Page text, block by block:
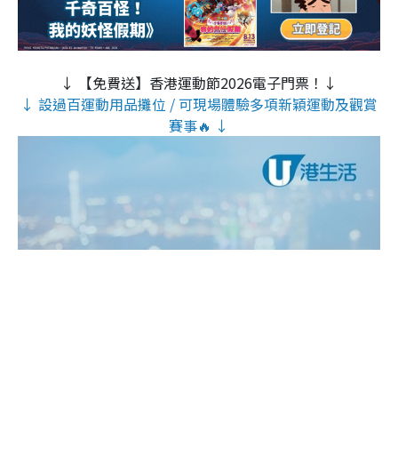
↓ 【免費送】香港運動節2026電子門票！↓
↓ 設過百運動用品攤位 / 可現場體驗多項新穎運動及觀賞
賽事🔥 ↓